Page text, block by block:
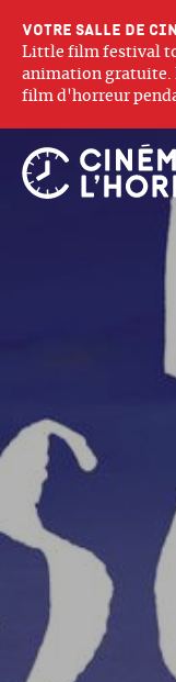
Votre salle de
Little film festival
animation gratuite.
film d'horreur